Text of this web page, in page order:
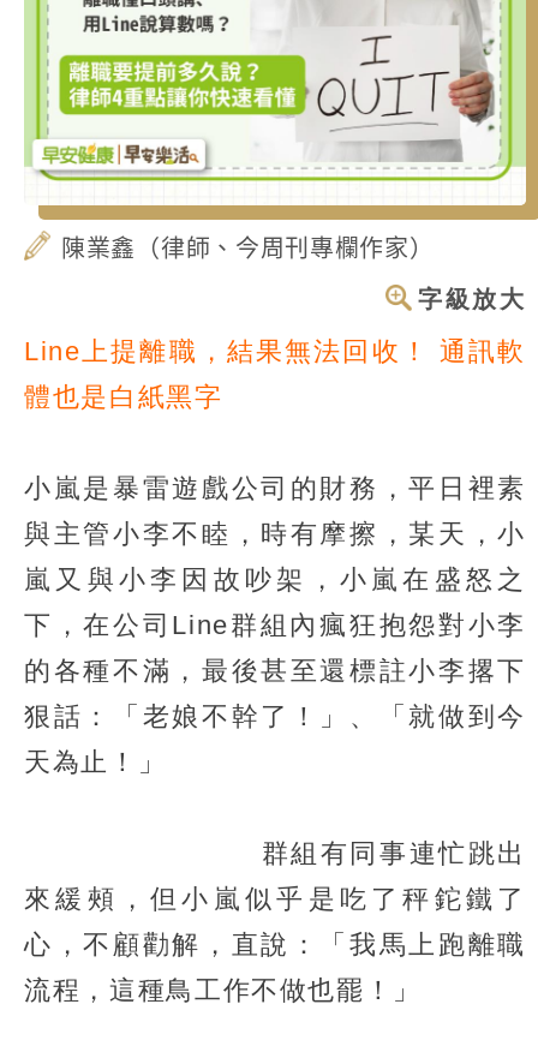
陳業鑫（律師、今周刊專欄作家）
字級放大
Line上提離職，結果無法回收！
通訊軟
體也是白紙黑字
小嵐是暴雷遊戲公司的財務，平日裡素
與主管小李不睦，時有摩擦，某天，小
嵐又與小李因故吵架，小嵐在盛怒之
下，在公司Line群組內瘋狂抱怨對小李
的各種不滿，最後甚至還標註小李撂下
狠話：「老娘不幹了！」、「就做到今
天為止！」
群組有同事連忙跳出
來緩頰，但小嵐似乎是吃了秤鉈鐵了
心，不顧勸解，直說：「我馬上跑離職
流程，這種鳥工作不做也罷！」